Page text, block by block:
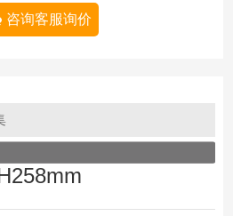
咨询客服询价